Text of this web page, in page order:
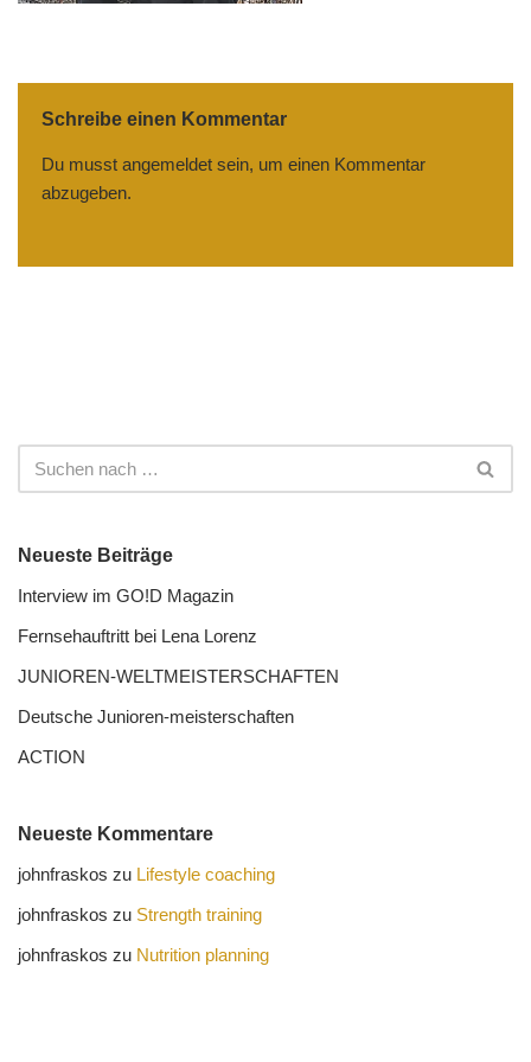
Schreibe einen Kommentar
Du musst angemeldet sein, um einen Kommentar
abzugeben.
Neueste Beiträge
Interview im GO!D Magazin
Fernseh­auftritt bei Lena Lorenz
JUNIOREN-WELTMEISTER­SCHAFTEN
Deutsche Junioren-meister­schaften
ACTION
Neueste Kommentare
johnfraskos zu Lifestyle coaching
johnfraskos zu Strength training
johnfraskos zu Nutrition planning